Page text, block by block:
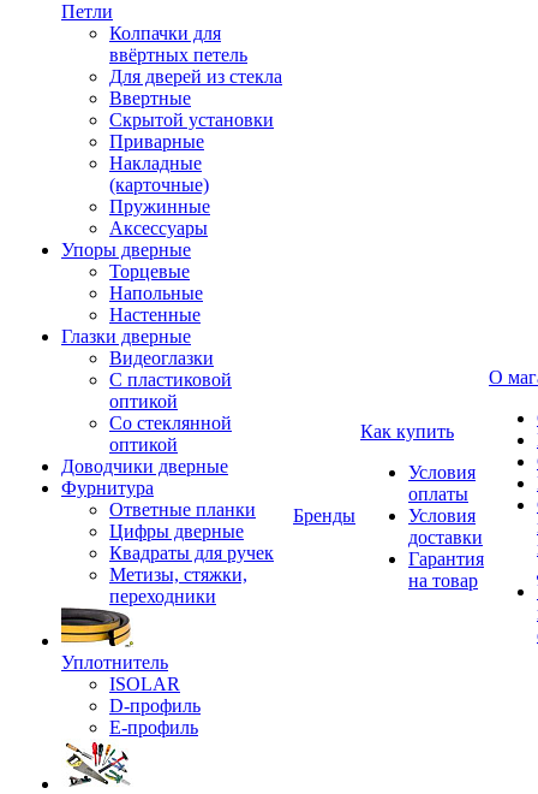
Петли
Колпачки для
ввёртных петель
Для дверей из стекла
Ввертные
Скрытой установки
Приварные
Накладные
(карточные)
Пружинные
Аксессуары
Упоры дверные
Торцевые
Напольные
Настенные
Глазки дверные
Видеоглазки
С пластиковой
оптикой
Со стеклянной
оптикой
Доводчики дверные
Фурнитура
Ответные планки
Цифры дверные
Квадраты для ручек
Метизы, стяжки,
переходники
Уплотнитель
ISOLAR
D-профиль
Е-профиль
Бренды
Как купить
Условия
оплаты
Условия
доставки
Гарантия
на товар
О